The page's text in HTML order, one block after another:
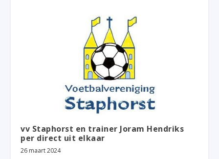
vv Staphorst en trainer Joram Hendriks
per direct uit elkaar
26 maart 2024